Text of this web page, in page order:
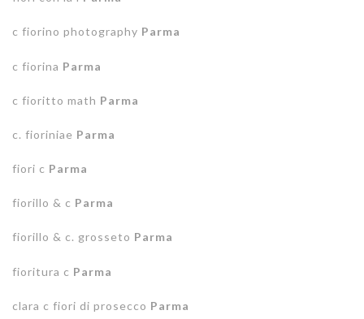
c fiorino photography Parma
c fiorina Parma
c fioritto math Parma
c. fioriniae Parma
fiori c Parma
fiorillo & c Parma
fiorillo & c. grosseto Parma
fioritura c Parma
clara c fiori di prosecco Parma